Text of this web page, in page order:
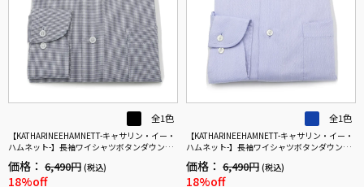
全1色
【KATHARINEEHAMNETT-キャサリン・イー・
ハムネット-】長袖ワイシャツボタンダウン千
鳥柄リサイクル素材使用通年
価格： 6,490円 (税込)
18%off
全1色
【KATHARINEEHAMNETT-キャサリン・イー・
ハムネット-】長袖ワイシャツボタンダウンサ
ックスツイル柄リサイクル素材使用通年
価格： 6,490円 (税込)
18%off